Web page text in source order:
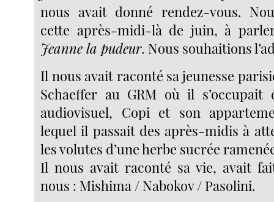
nous avait donné rendez-vous.
cette après-midi-là de juin, à
Jeanne la pudeur. Nous souhaitions
Il nous avait raconté sa jeunesse
Schaeffer au GRM où il s’occupait
audiovisuel, Copi et son
lequel il passait des après-midis à
les volutes d’une herbe sucrée
Il nous avait raconté sa vie, avait
nous : Mishima / Nabokov / Pasolini.